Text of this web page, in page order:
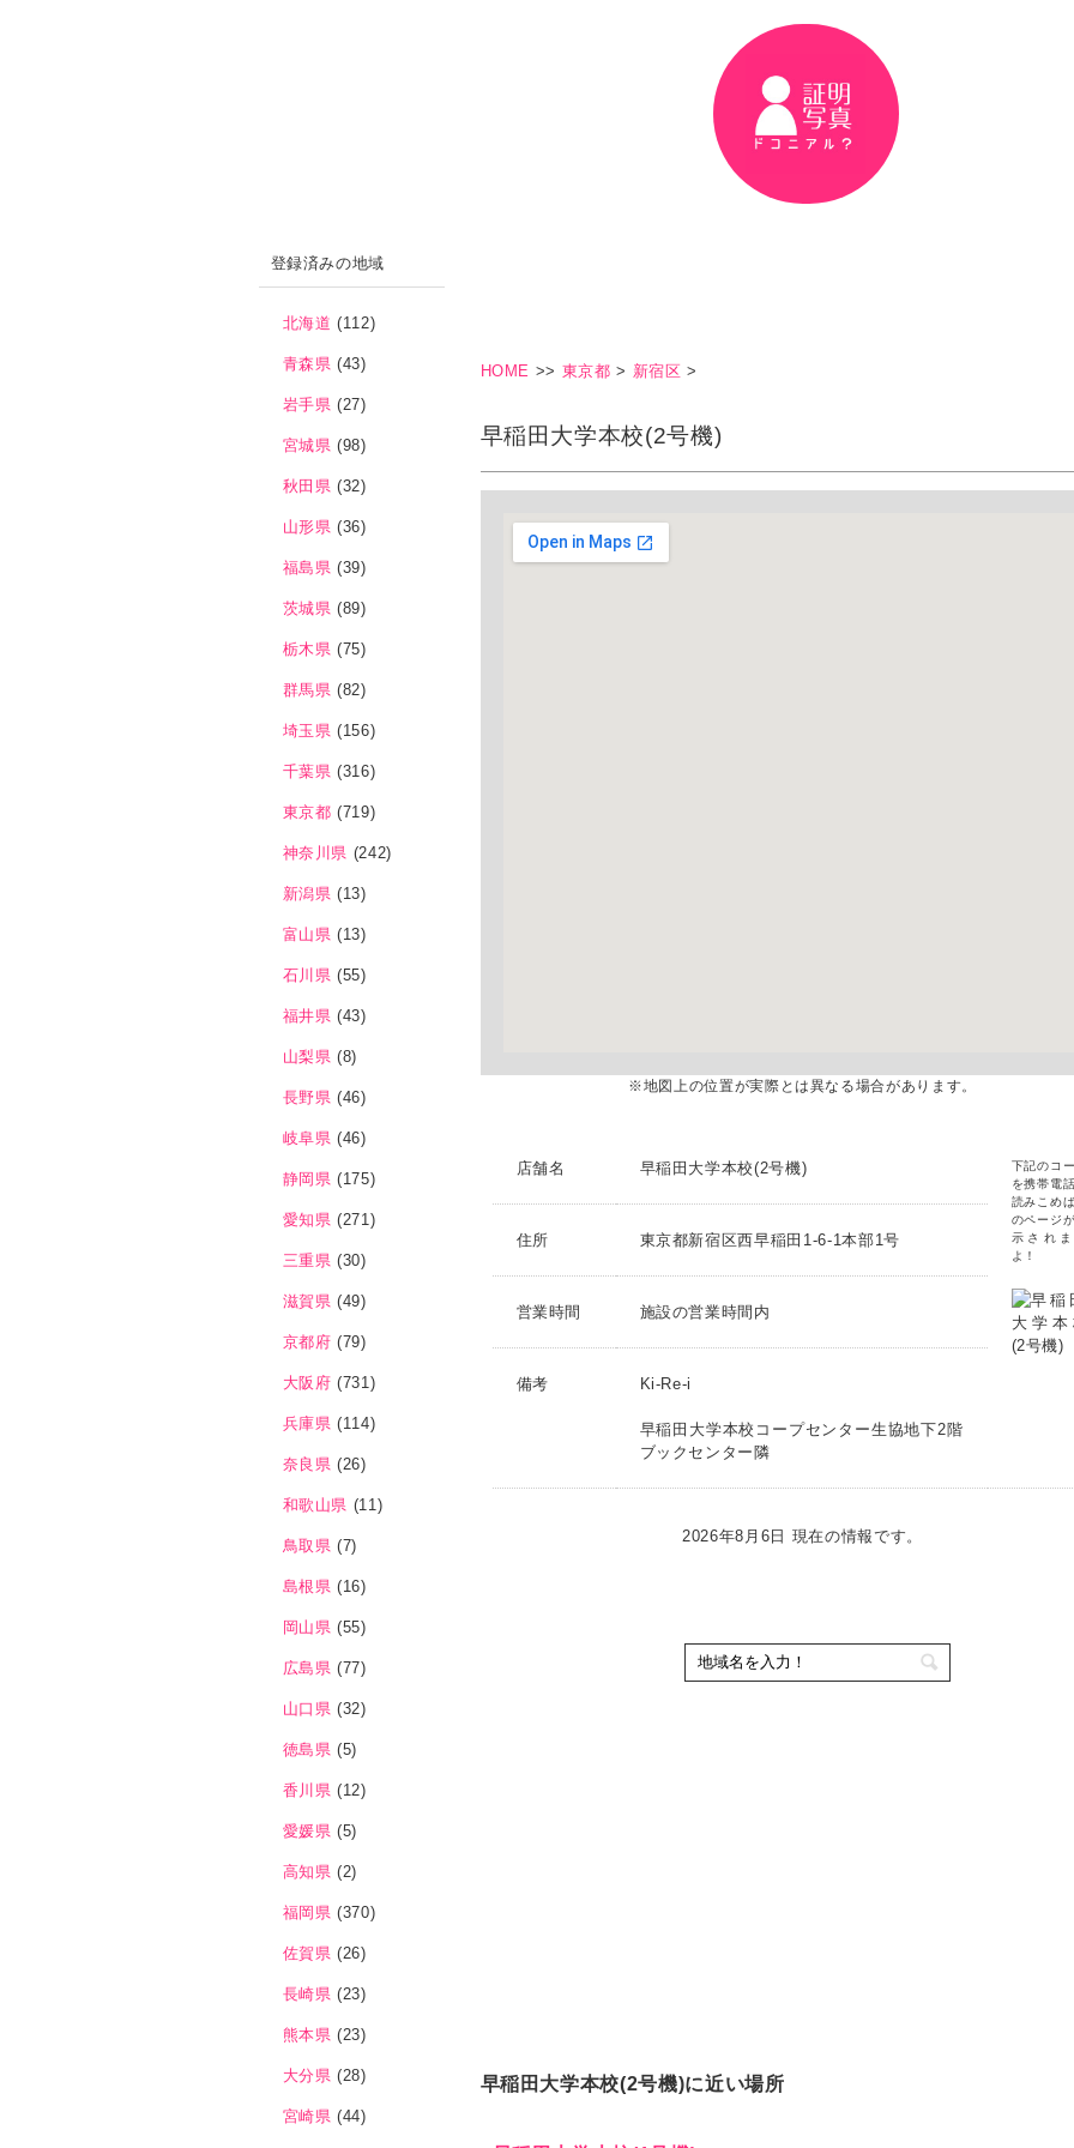
HOME >> 東京都 > 新宿区 >
早稲田大学本校(2号機)
※地図上の位置が実際とは異なる場合があります。
店舗名 早稲田大学本校(2号機)
下記のコ
を携帯電
読みこめ
のページ
示され
よ！
住所 東京都新宿区西早稲田1-6-1本部1号
営業時間 施設の営業時間内
備考 Ki-Re-i
早稲田大学本校コープセンター生協地下2階
ブックセンター隣
2026年8月6日 現在の情報です。
早稲田大学本校(2号機)に近い場所
登録済みの地域
北海道 (112)
青森県 (43)
岩手県 (27)
宮城県 (98)
秋田県 (32)
山形県 (36)
福島県 (39)
茨城県 (89)
栃木県 (75)
群馬県 (82)
埼玉県 (156)
千葉県 (316)
東京都 (719)
神奈川県 (242)
新潟県 (13)
富山県 (13)
石川県 (55)
福井県 (43)
山梨県 (8)
長野県 (46)
岐阜県 (46)
静岡県 (175)
愛知県 (271)
三重県 (30)
滋賀県 (49)
京都府 (79)
大阪府 (731)
兵庫県 (114)
奈良県 (26)
和歌山県 (11)
鳥取県 (7)
島根県 (16)
岡山県 (55)
広島県 (77)
山口県 (32)
徳島県 (5)
香川県 (12)
愛媛県 (5)
高知県 (2)
福岡県 (370)
佐賀県 (26)
長崎県 (23)
熊本県 (23)
大分県 (28)
宮崎県 (44)